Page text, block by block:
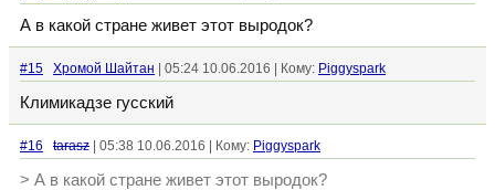
А в какой стране живет этот выродок?
#15 Хромой Шайтан | 05:24 10.06.2016 | Кому: Piggyspark
Климикадзе гусский
#16 tarasz | 05:38 10.06.2016 | Кому: Piggyspark
> А в какой стране живет этот выродок?